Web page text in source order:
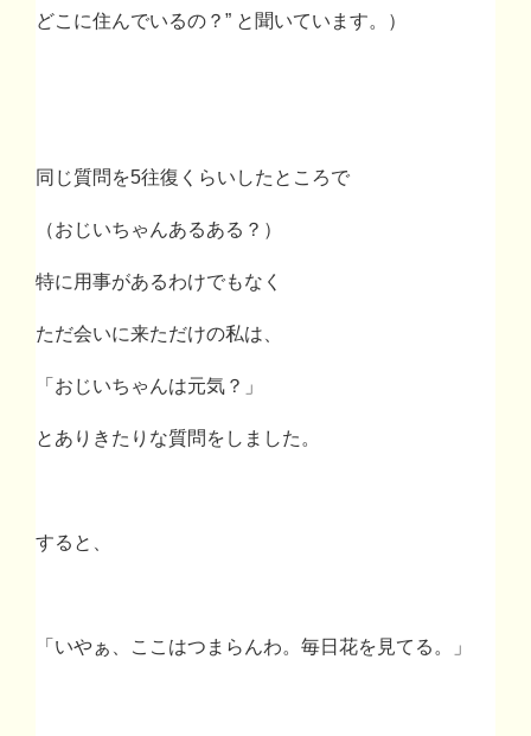
どこに住んでいるの？ ” と聞いています。）
同じ質問を5往復くらいしたところで
（おじいちゃんあるある？）
特に用事があるわけでもなく
ただ会いに来ただけの私は、
「おじいちゃんは元気？」
とありきたりな質問をしました。
すると、
「いやぁ、ここはつまらんわ。毎日花を見てる。」